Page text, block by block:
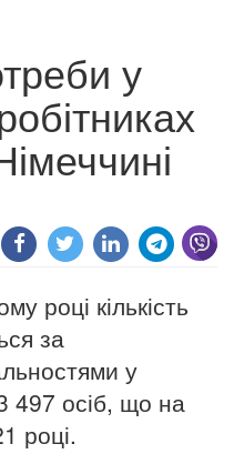
у
році кількість
за
у
497 осіб, що на
році.